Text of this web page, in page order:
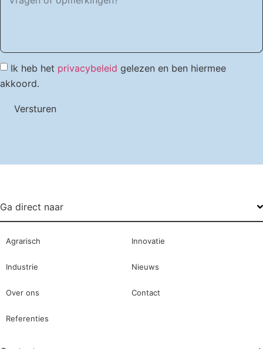
Ik heb het privacybeleid gelezen en ben hiermee
akkoord.
Versturen
Ga direct naar
Agrarisch
Industrie
Over ons
Referenties
Innovatie
Nieuws
Contact